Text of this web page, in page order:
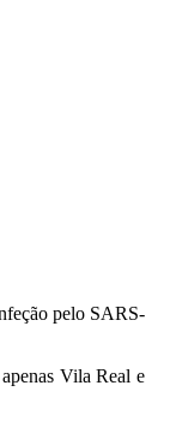
pelo SARS-
Vila Real e